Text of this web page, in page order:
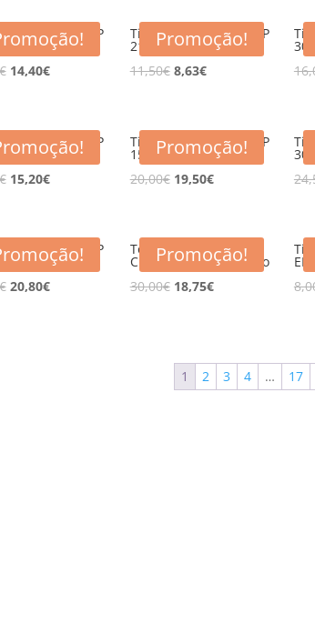
compativel HP
CL
14,40€
Promoção!
Tinteiro Compativel HP
21 XL Preto 22ml
11,50€ 8,63€
compativel HP
CC641E BK
15,20€
Promoção!
Tinteiro Compativel HP
15 A Preto 30ml
20,00€ 19,50€
compativel HP
CL
20,80€
Promoção!
Toner compatível HP
CF540X BK (203X) Preto
30,00€ 18,75€
1 2 3 4 … 17